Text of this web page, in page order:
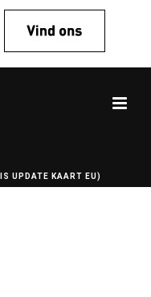
UPDATE KAART EU)